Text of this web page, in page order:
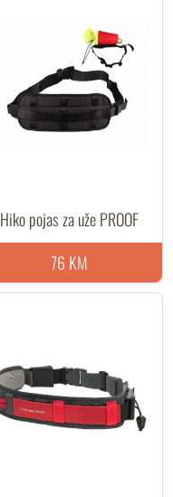
Hiko pojas za uže PROOF
76 KM